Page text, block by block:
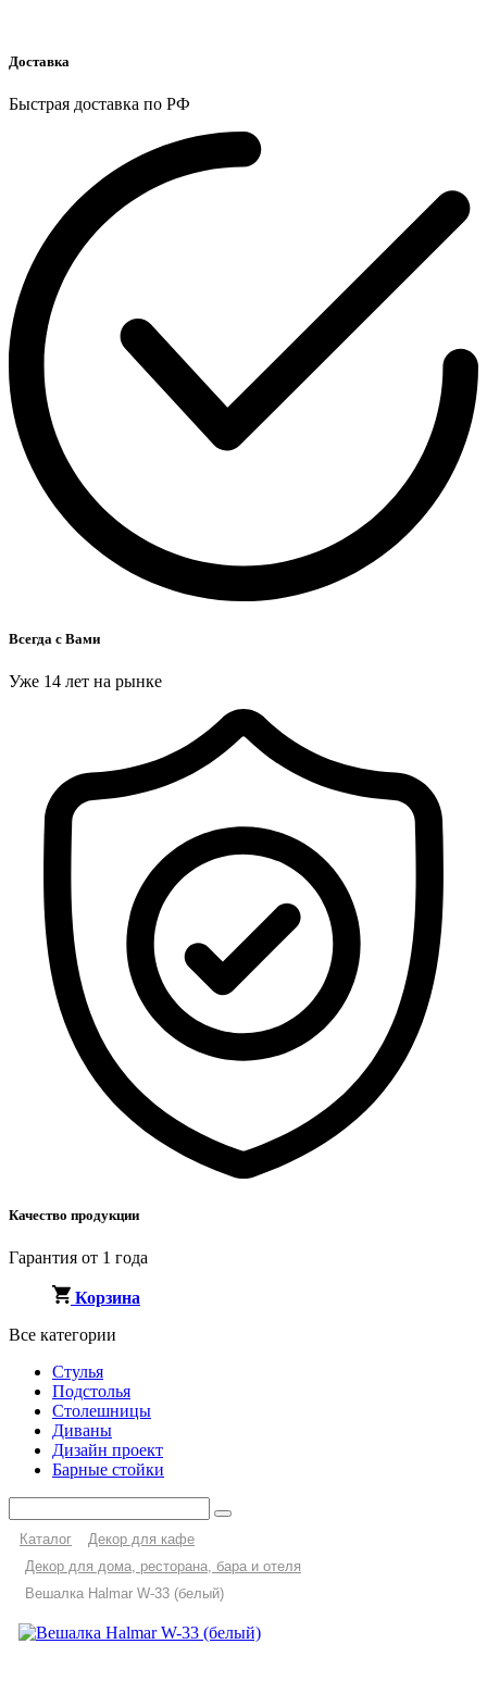
Доставка
Быстрая доставка по РФ
Всегда с Вами
Уже 14 лет на рынке
Качество продукции
Гарантия от 1 года
Корзина
Все категории
Стулья
Подстолья
Столешницы
Диваны
Дизайн проект
Барные стойки
Каталог
Декор для кафе
Декор для дома, ресторана, бара и отеля
Вешалка Halmar W-33 (белый)